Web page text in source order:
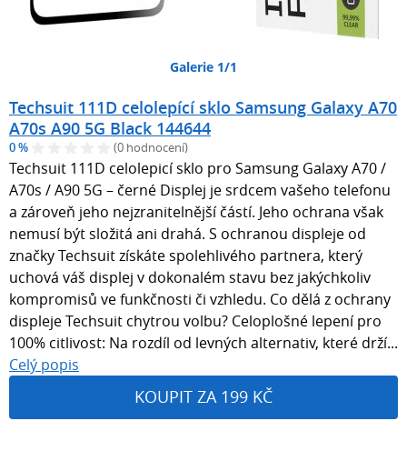
Galerie 1/1
Techsuit 111D celolepící sklo Samsung Galaxy A70
A70s A90 5G Black 144644
0 % (0 hodnocení)
Techsuit 111D celolepicí sklo pro Samsung Galaxy A70 /
A70s / A90 5G – černé Displej je srdcem vašeho telefonu
a zároveň jeho nejzranitelnější částí. Jeho ochrana však
nemusí být složitá ani drahá. S ochranou displeje od
značky Techsuit získáte spolehlivého partnera, který
uchová váš displej v dokonalém stavu bez jakýchkoliv
kompromisů ve funkčnosti či vzhledu. Co dělá z ochrany
displeje Techsuit chytrou volbu? Celoplošné lepení pro
100% citlivost: Na rozdíl od levných alternativ, které drží...
Celý popis
KOUPIT ZA 199 KČ